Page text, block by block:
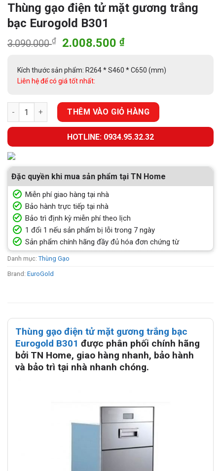
Thùng gạo điện tử mặt gương trắng
bạc Eurogold B301
3.090.000₫
Giá
là:
3.090.000 ₫.
2.008.500 ₫Giá
tại
Kích thước sản phẩm: R264 * S460 * C650 (mm)
Liên hệ để có giá tốt nhất:
Thùng gạo điện tử mặt gương trắng bạc Eurogold B301 số
THÊM VÀO GIỎ HÀNG
HOTLINE: 0934.95.32.32
Đặc quyền khi mua sản phẩm tại TN Home
Miễn phí giao hàng tại nhà
Bảo hành trực tiếp tại nhà
Bảo trì định kỳ miễn phí theo lịch
1 đổi 1 nếu sản phẩm bị lỗi trong 7 ngày
Sản phẩm chính hãng đầy đủ hóa đơn chứng từ
Danh mục: Thùng Gạo
Brand: EuroGold
Thùng gạo điện tử mặt gương trắng bạc
Eurogold B301 được phân phối chính hãng
bởi TN Home, giao hàng nhanh, bảo hành
và bảo trì tại nhà nhanh chóng.